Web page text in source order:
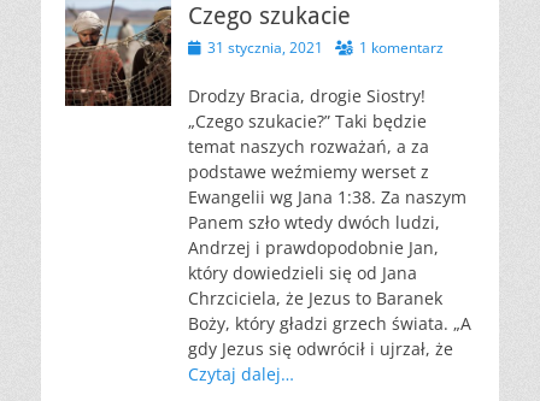
Czego szukacie
Opublikowano
31 stycznia, 2021 1 komentarz
Drodzy Bracia, drogie Siostry!
„Czego szukacie?” Taki będzie
temat naszych rozważań, a za
podstawe weźmiemy werset z
Ewangelii wg Jana 1:38. Za naszym
Panem szło wtedy dwóch ludzi,
Andrzej i prawdopodobnie Jan,
który dowiedzieli się od Jana
Chrzciciela, że Jezus to Baranek
Boży, który gładzi grzech świata. „A
gdy Jezus się odwrócił i ujrzał, że
Czytaj dalej…